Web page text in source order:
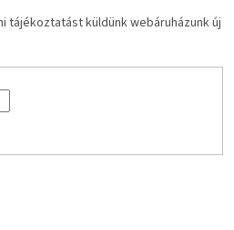
tájékoztatást küldünk webáruházunk új